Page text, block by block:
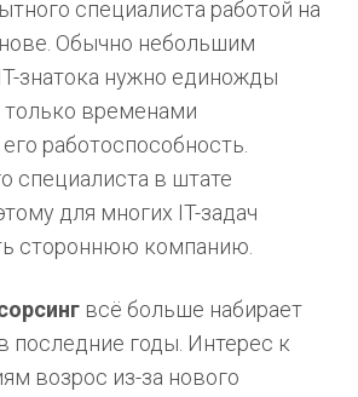
специалиста работой на
Обычно небольшим
знатока нужно единожды
только временами
работоспособность.
специалиста в штате
для многих IT-задач
стороннюю компанию.
всё больше набирает
последние годы. Интерес к
возрос из-за нового